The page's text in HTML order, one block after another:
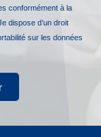
conformément à la
dispose d’un droit
sur les données